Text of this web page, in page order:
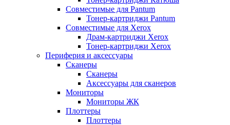
Совместимые для Pantum
Тонер-картриджи Pantum
Совместимые для Xerox
Драм-картриджи Xerox
Тонер-картриджи Xerox
Периферия и аксессуары
Сканеры
Сканеры
Аксессуары для сканеров
Мониторы
Мониторы ЖК
Плоттеры
Плоттеры